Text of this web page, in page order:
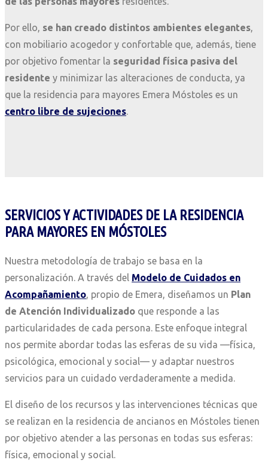
Por ello, se han creado distintos ambientes elegantes,
con mobiliario acogedor y confortable que, además, tiene
por objetivo fomentar la seguridad física pasiva del
residente y minimizar las alteraciones de conducta, ya
que la residencia para mayores Emera Móstoles es un
centro libre de sujeciones.
SERVICIOS Y ACTIVIDADES DE LA RESIDENCIA
PARA MAYORES EN MÓSTOLES
Nuestra metodología de trabajo se basa en la
personalización. A través del Modelo de Cuidados en
Acompañamiento, propio de Emera, diseñamos un Plan
de Atención Individualizado que responde a las
particularidades de cada persona. Este enfoque integral
nos permite abordar todas las esferas de su vida —física,
psicológica, emocional y social— y adaptar nuestros
servicios para un cuidado verdaderamente a medida.
El diseño de los recursos y las intervenciones técnicas que
se realizan en la residencia de ancianos en Móstoles tienen
por objetivo atender a las personas en todas sus esferas:
física, emocional y social.